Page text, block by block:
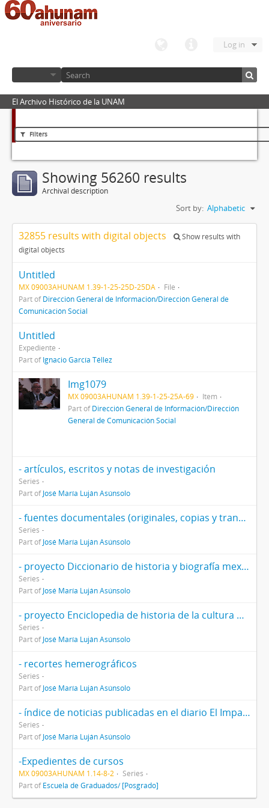
Log in
El Archivo Histórico de la UNAM
Filters
Showing 56260 results
Archival description
Sort by: Alphabetic
32855 results with digital objects
Show results with
digital objects
Untitled
MX 09003AHUNAM 1.39-1-25-25D-25DA
File
Part ofDirección General de Información/Dirección General de
Comunicación Social
Untitled
Expediente
Part ofIgnacio García Téllez
Img1079
MX 09003AHUNAM 1.39-1-25-25A-69
Item
Part ofDirección General de Información/Dirección
General de Comunicación Social
- artículos, escritos y notas de investigación
Series
Part ofJosé María Luján Asúnsolo
- fuentes documentales (originales, copias y transcripciones
Series
Part ofJosé María Luján Asúnsolo
- proyecto Diccionario de historia y biografía mexicanas
Series
Part ofJosé María Luján Asúnsolo
- proyecto Enciclopedia de historia de la cultura mexicana
Series
Part ofJosé María Luján Asúnsolo
- recortes hemerográficos
Series
Part ofJosé María Luján Asúnsolo
- índice de noticias publicadas en el diario El Imparcial
Series
Part ofJosé María Luján Asúnsolo
-Expedientes de cursos
MX 09003AHUNAM 1.14-8-2
Series
Part ofEscuela de Graduados/ [Posgrado]